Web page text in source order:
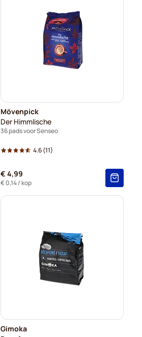
Mövenpick
Der Himmlische
36 pads voor Senseo
4.6(11)
€ 4,99
€ 0,14/ kop
Gimoka